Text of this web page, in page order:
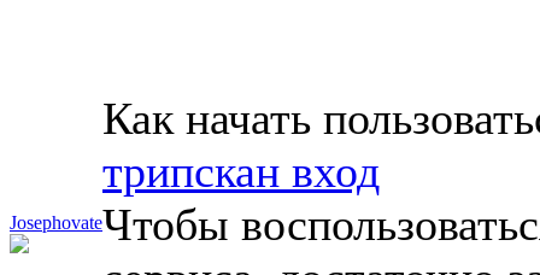
Josephovate
Как начать
трипскан вход
Чтобы